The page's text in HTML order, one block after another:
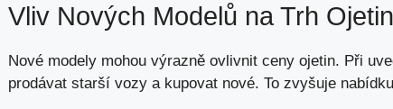
Vliv Nových Modelů na Trh Ojetin
Nové modely mohou výrazně ovlivnit ceny ojetin. Při
prodávat starší vozy a kupovat nové. To zvyšuje